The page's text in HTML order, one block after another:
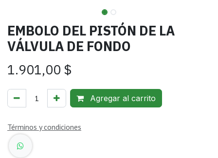
EMBOLO DEL PISTÓN DE LA
VÁLVULA DE FONDO
1.901,00 $
Agregar al carrito
Términos y condiciones